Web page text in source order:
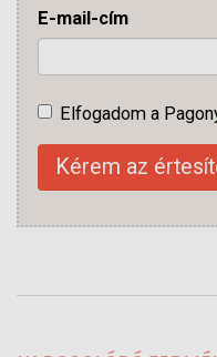
E-mail-cím
Elfogadom a
Kérem az